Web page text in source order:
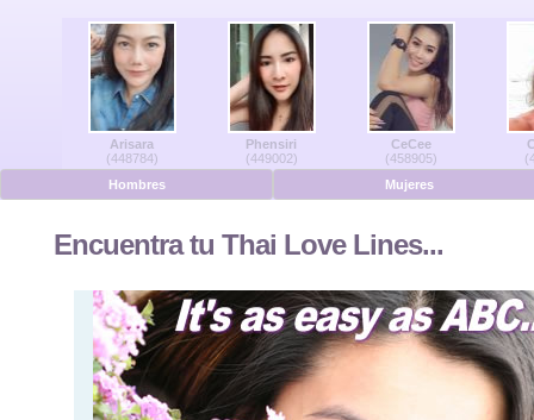
Hombres en línea
Mujeres en línea
Español
Arisara
(448784)
Phensiri
(449002)
CeCee
(458905)
Hombres
Mujeres
Encuentra tu Thai Love Lines...